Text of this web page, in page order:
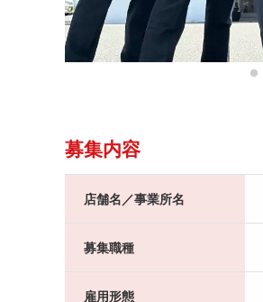
募集内容
店舗名／事業所名
募集職種
雇用形態